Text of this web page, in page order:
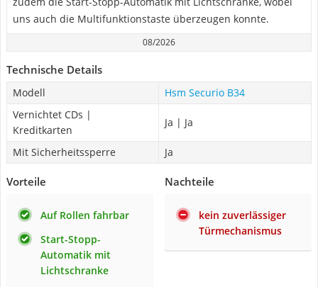
uns auch die Multifunktionstaste überzeugen konnte.
08/2026
Technische Details
Modell
Hsm Securio B34
Vernichtet CDs |
Kreditkarten
Ja | Ja
Mit Sicherheitssperre Ja
Vorteile
Auf Rollen fahrbar
Start-Stopp-
Automatik mit
Lichtschranke
Nachteile
kein zuverlässiger
Türmechanismus